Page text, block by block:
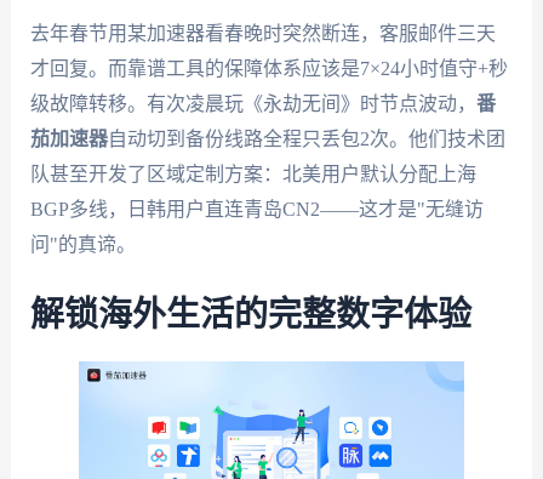
去年春节用某加速器看春晚时突然断连，客服邮件三天
才回复。而靠谱工具的保障体系应该是7×24小时值守+秒
级故障转移。有次凌晨玩《永劫无间》时节点波动， 番
茄加速器自动切到备份线路全程只丢包2次。他们技术团
队甚至开发了区域定制方案：北美用户默认分配上海
BGP多线，日韩用户直连青岛CN2——这才是"无缝访
问"的真谛。
解锁海外生活的完整数字体验